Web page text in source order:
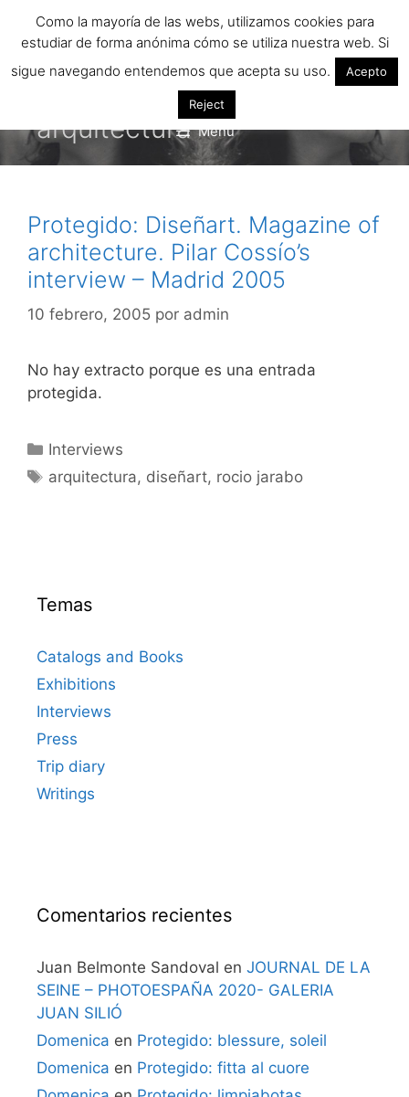
Menú
arquitectura
Protegido: Diseñart. Magazine of
architecture. Pilar Cossío’s
interview – Madrid 2005
10 febrero, 2005 por admin
No hay extracto porque es una entrada
protegida.
Categorías
Interviews
Etiquetas
arquitectura, diseñart, rocio jarabo
Temas
Catalogs and Books
Exhibitions
Interviews
Press
Trip diary
Writings
Comentarios recientes
Juan Belmonte Sandoval en JOURNAL DE LA
SEINE – PHOTOESPAÑA 2020- GALERIA
JUAN SILIÓ
Domenica en Protegido: blessure, soleil
Domenica en Protegido: fitta al cuore
Como la mayoría de las webs, utilizamos cookies para
estudiar de forma anónima cómo se utiliza nuestra web. Si
sigue navegando entendemos que acepta su uso.
Acepto
Reject